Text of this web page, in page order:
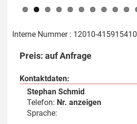
Interne Nummer : 12010-
Preis: auf Anfrage
Kontaktdaten:
Stephan Schmid
Telefon: Nr. anzeigen
Sprache: